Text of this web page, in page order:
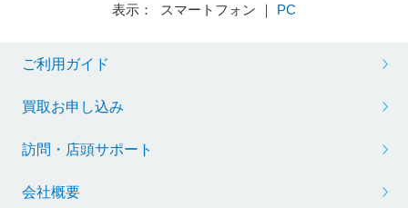
表示： スマートフォン ｜ PC
ご利用ガイド
買取お申し込み
訪問・店頭サポート
会社概要